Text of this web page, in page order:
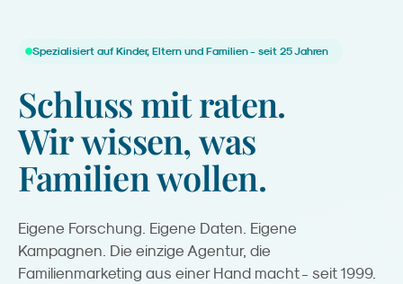
Spezialisiert auf Kinder, Eltern und Familien - seit 25 Jahren
Schlussmitraten.
Wirwissen,was
Familienwollen.
Eigene Forschung. Eigene Daten. Eigene
Kampagnen. Die einzige Agentur, die
Familienmarketing aus einer Hand macht - seit 1999.